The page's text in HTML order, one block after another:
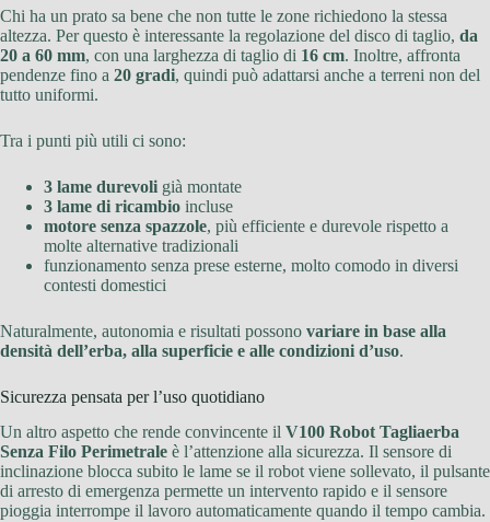
Chi ha un prato sa bene che non tutte le zone richiedono la stessa
altezza. Per questo è interessante la regolazione del disco di taglio, da
20 a 60 mm, con una larghezza di taglio di 16 cm. Inoltre, affronta
pendenze fino a 20 gradi, quindi può adattarsi anche a terreni non del
tutto uniformi.
Tra i punti più utili ci sono:
3 lame durevoli già montate
3 lame di ricambio incluse
motore senza spazzole, più efficiente e durevole rispetto a
molte alternative tradizionali
funzionamento senza prese esterne, molto comodo in diversi
contesti domestici
Naturalmente, autonomia e risultati possono variare in base alla
densità dell’erba, alla superficie e alle condizioni d’uso.
Sicurezza pensata per l’uso quotidiano
Un altro aspetto che rende convincente il V100 Robot Tagliaerba
Senza Filo Perimetrale è l’attenzione alla sicurezza. Il sensore di
inclinazione blocca subito le lame se il robot viene sollevato, il pulsante
di arresto di emergenza permette un intervento rapido e il sensore
pioggia interrompe il lavoro automaticamente quando il tempo cambia.